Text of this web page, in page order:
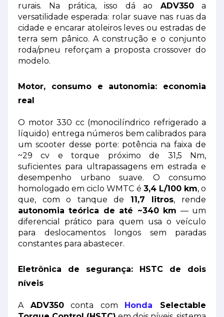
rurais. Na prática, isso dá ao ADV350a
versatilidade esperada: rolar suave nas ruas da
cidade e encarar atoleiros leves ou estradas de
terra sem pânico. A construção e o conjunto
roda/pneu reforçam a proposta crossover do
modelo.
Motor, consumo e autonomia: economia
real
O motor 330 cc (monocilíndrico refrigerado a
líquido) entrega números bem calibrados para
um scooter desse porte: potência na faixa de
~29 cv e torque próximo de 31,5 Nm,
suficientes para ultrapassagens em estrada e
desempenho urbano suave. O consumo
homologado em ciclo WMTC é 3,4 L/100 km, o
que, com o tanque de 11,7 litros, rende
autonomia teórica de até ~340 km — um
diferencial prático para quem usa o veículo
para deslocamentos longos sem paradas
constantes para abastecer.
Eletrônica de segurança: HSTC de dois
níveis
A ADV350conta com Honda Selectable